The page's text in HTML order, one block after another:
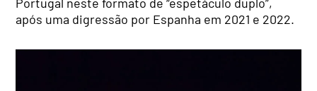
após uma digressão por Espanha em 2021 e 2022.